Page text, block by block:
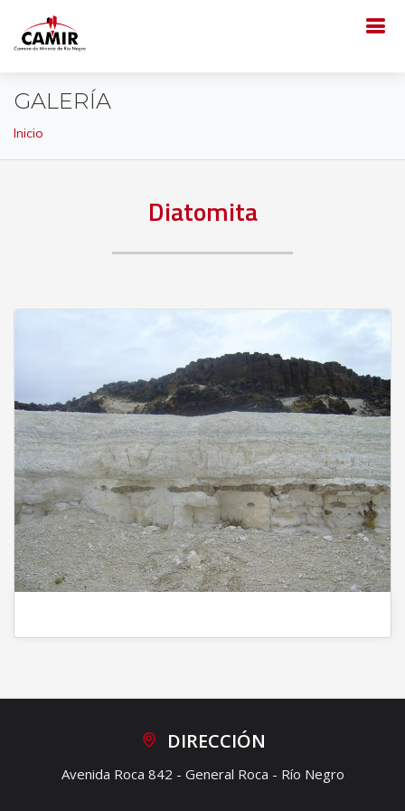
GALERÍA
Inicio
Diatomita
DIRECCIÓN
Avenida Roca 842 - General Roca - Río Negro